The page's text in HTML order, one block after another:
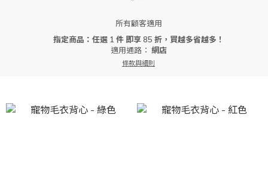
所有顧客適用
指定商品：任選 1 件 即享 85 折，買越多省越多！
適用通路： 網店
條款與細則